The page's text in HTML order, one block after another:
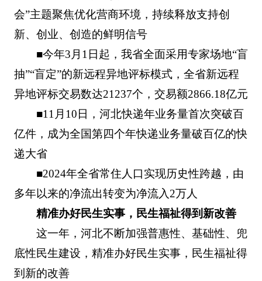
会”主题聚焦优化营商环境，持续释放支持创
新、创业、创造的鲜明信号
■今年3月1日起，我省全面采用专家场地“盲
抽”“盲定”的新远程异地评标模式，全省新远程
异地评标交易数达21237个，交易额2866.18亿元
■11月10日，河北快递年业务量首次突破百
亿件，成为全国第四个年快递业务量破百亿的快
递大省
■2024年全省常住人口实现历史性跨越，由
多年以来的净流出转变为净流入2万人
精准办好民生实事，民生福祉得到新改善
这一年，河北不断加强普惠性、基础性、兜
底性民生建设，精准办好民生实事，民生福祉得
到新的改善